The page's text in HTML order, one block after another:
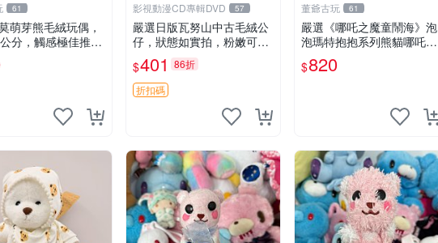
61
萌芽熊毛絨玩偶，
分，觸感極佳推薦
芽熊 毛絨玩偶 串珠
影視動漫CD專輯DVD 57
嚴選日版瓦努山中古毛絨公
仔，狀態如實拍，粉嫩可愛
粉絲必備。中古珍藏保管精
細，紙箱氣泡膜包裝妥帖送
達。 中古玩偶 玩具 毛絨公
仔
$401 86折
折扣碼
董爺古玩 61
嚴選《哪吒之魔童鬧海》泡
泡瑪特抱抱系列熊貓哪吒搪
膠臉毛絨， STATE：如圖顯
示 哪吒 毛絨公仔 泡泡瑪特
$820